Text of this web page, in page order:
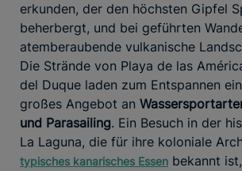
erkunden, der den höchsten Gipfel
beherbergt, und bei geführten
atemberaubende vulkanische
Die Strände von Playa de las
del Duque laden zum Entspannen
großes Angebot an
und Parasailing. Ein Besuch in der
La Laguna, die für ihre koloniale
typisches kanarisches Essen bekannt